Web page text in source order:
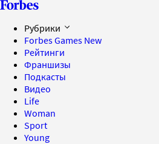
Рубрики
Forbes Games New
Рейтинги
Франшизы
Подкасты
Видео
Life
Woman
Sport
Young